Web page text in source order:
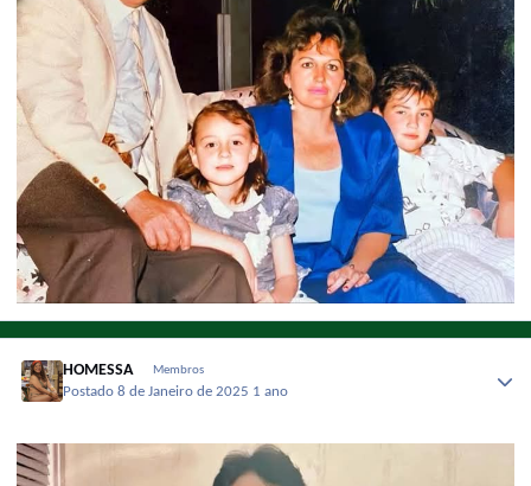
HOMESSA Membros
Postado8 de Janeiro de 2025 1 ano